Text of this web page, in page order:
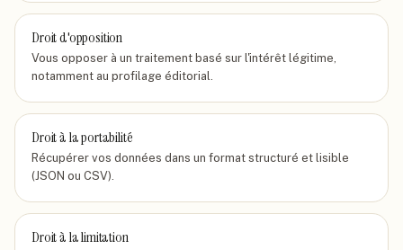
Droit d'opposition
Vous opposer à un traitement basé sur l'intérêt légitime,
notamment au profilage éditorial.
Droit à la portabilité
Récupérer vos données dans un format structuré et lisible
(JSON ou CSV).
Droit à la limitation